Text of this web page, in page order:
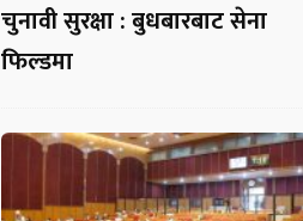
चुनावी सुरक्षा : बुधबारबाट सेना
फिल्डमा